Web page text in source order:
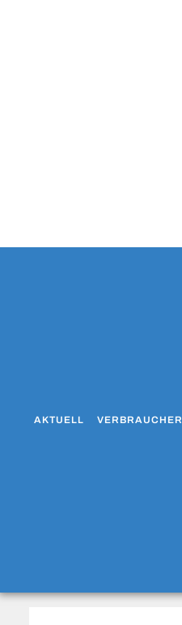
AKTUELL VERBRAUCHER